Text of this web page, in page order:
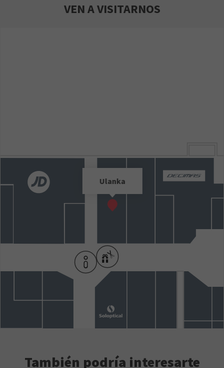
VEN A VISITARNOS
Ulanka
También podría interesarte